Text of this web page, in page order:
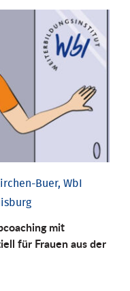
Buer, WbI
mit
für Frauen aus der